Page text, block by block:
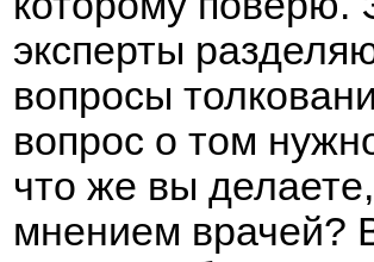
эксперты
вопросы
вопрос о том
что же вы
мнением врачей?